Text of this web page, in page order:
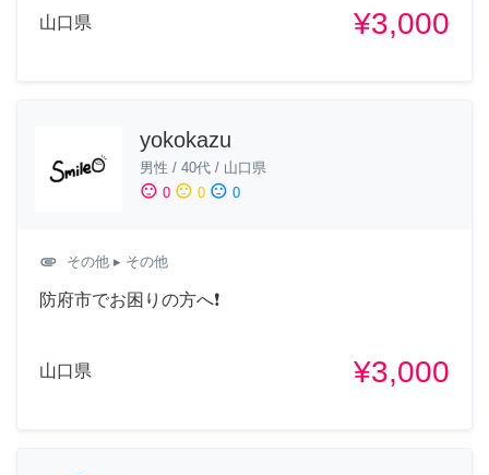
山口県 ¥3,000
yokokazu
男性 / 40代 / 山口県
sentiment_satisfied 0 sentiment_neutral 0 sentiment_dissatisfied 0
attachment その他 ▸ その他
防府市でお困りの方へ❗️
山口県 ¥3,000